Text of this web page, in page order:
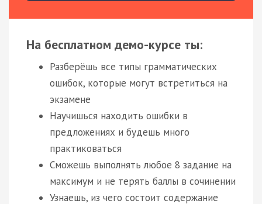
На бесплатном демо-курсе ты:
Разберёшь все типы грамматических
ошибок, которые могут встретиться на
экзамене
Научишься находить ошибки в
предложениях и будешь много
практиковаться
Сможешь выполнять любое 8 задание на
максимум и не терять баллы в сочинении
Узнаешь, из чего состоит содержание